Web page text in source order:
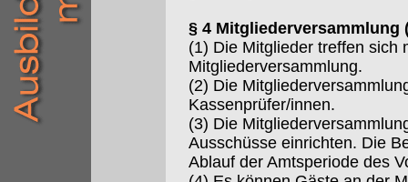
§ 4 Mitgliederversammlung
(1) Die Mitglieder treffen sich
Mitgliederversammlung.
(2) Die
Kassenprüfer/innen.
(3) Die
Ausschüsse einrichten. Die
Ablauf der Amtsperiode des